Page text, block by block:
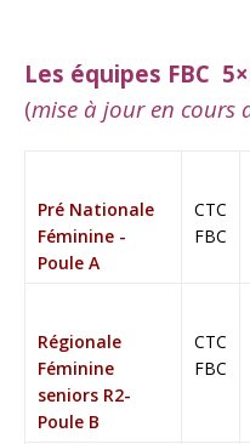
Les équipes
(mise à jour en cours
Pré Nationale
Féminine -
Poule A
CTC
FBC
Régionale
Féminine
seniors R2-
Poule B
CTC
FBC